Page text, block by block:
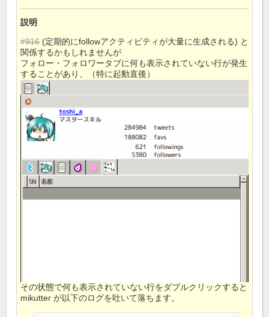
説明
#916 (定期的にfollowアクティビティが大量に生成される) と
関係するかもしれませんが
フォロー・フォロワータブに何も表示されていない行が発生
することがあり、（特に起動直後）
その状態で何も表示されていない行をダブルクリックすると
mikutter が以下のログを吐いて落ちます。